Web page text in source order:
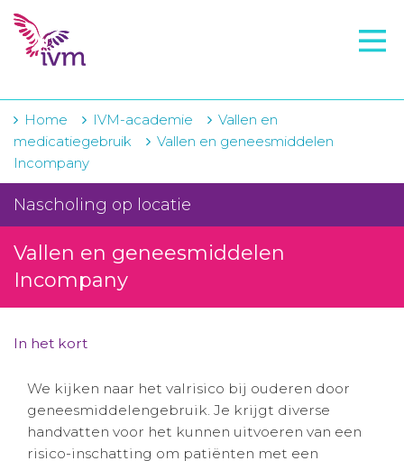
VMI
IVM-academie
Zorginstellingen
Projecten
Over IVM
Actueel
Contact
Winkelwagentje
Aanmelden nieuwsbrief
Home IVM-academie
Vallen en
medicatiegebruik
Vallen en geneesmiddelen
Incompany
Nascholing op locatie
Vallen en geneesmiddelen
Incompany
In het kort
We kijken naar het valrisico bij ouderen door
geneesmiddelengebruik. Je krijgt diverse
handvatten voor het kunnen uitvoeren van een
risico-inschatting om patiënten met een